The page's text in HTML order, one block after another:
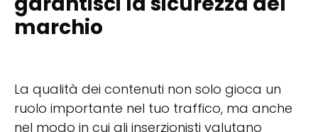
marchio
La qualità dei contenuti non solo gioca un
ruolo importante nel tuo traffico, ma anche
nel modo in cui gli inserzionisti valutano